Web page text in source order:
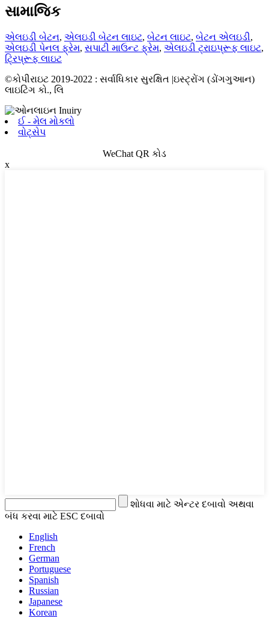
સામાજિક
એલઇડી બેટન, એલઇડી બેટન લાઇટ, બેટન લાઇટ, બેટન એલઇડી,
એલઇડી પેનલ ફ્રેમ, સપાટી માઉન્ટ ફ્રેમ, એલઇડી ટ્રાઇપ્રૂફ લાઇટ,
ટ્રિપ્રૂફ લાઇટ
©કોપીરાઇટ 2019-2022 : સર્વાધિકાર સુરક્ષિત |ઇસ્ટ્રોંગ (ડોંગગુઆન)
લાઇટિંગ કો., લિ
ઈ - મેલ મોકલો
વોટ્સેપ
WeChat QR કોડ
x
શોધવા માટે એન્ટર દબાવો અથવા
બંધ કરવા માટે ESC દબાવો
English
French
German
Portuguese
Spanish
Russian
Japanese
Korean